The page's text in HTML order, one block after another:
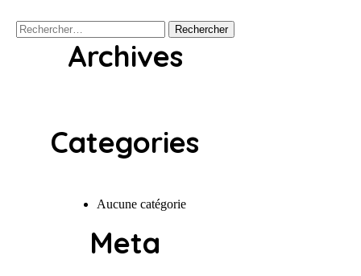
l’article
Rechercher :
Archives
Categories
Aucune catégorie
Meta